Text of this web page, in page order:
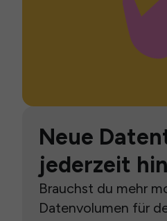
Neue
jederzeit
Brauchst du mehr
Datenvolumen für